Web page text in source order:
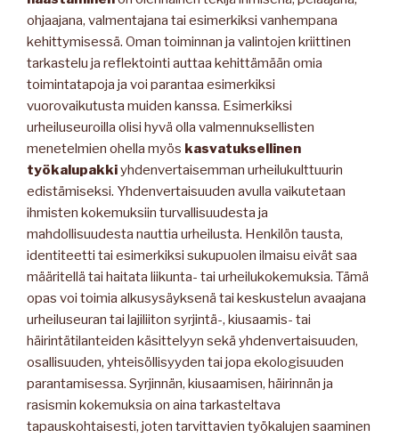
ohjaajana, valmentajana tai esimerkiksi vanhempana
kehittymisessä. Oman toiminnan ja valintojen kriittinen
tarkastelu ja reflektointi auttaa kehittämään omia
toimintatapoja ja voi parantaa esimerkiksi
vuorovaikutusta muiden kanssa. Esimerkiksi
urheiluseuroilla olisi hyvä olla valmennuksellisten
menetelmien ohella myös kasvatuksellinen
työkalupakkiyhdenvertaisemman urheilukulttuurin
edistämiseksi. Yhdenvertaisuuden avulla vaikutetaan
ihmisten kokemuksiin turvallisuudesta ja
mahdollisuudesta nauttia urheilusta. Henkilön tausta,
identiteetti tai esimerkiksi sukupuolen ilmaisu eivät saa
määritellä tai haitata liikunta- tai urheilukokemuksia. Tämä
opas voi toimia alkusysäyksenä tai keskustelun avaajana
urheiluseuran tai lajiliiton syrjintä-, kiusaamis- tai
häirintätilanteiden käsittelyyn sekä yhdenvertaisuuden,
osallisuuden, yhteisöllisyyden tai jopa ekologisuuden
parantamisessa. Syrjinnän, kiusaamisen, häirinnän ja
rasismin kokemuksia on aina tarkasteltava
tapauskohtaisesti, joten tarvittavien työkalujen saaminen